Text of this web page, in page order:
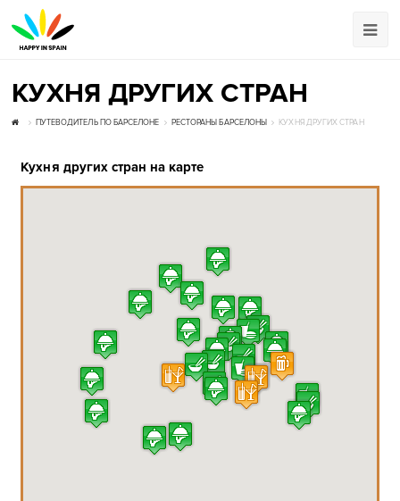
КУХНЯ ДРУГИХ СТРАН
ПУТЕВОДИТЕЛЬ ПО БАРСЕЛОНЕ РЕСТОРАНЫ БАРСЕЛОНЫ КУХНЯ ДРУГИХ СТРАН
Кухня других стран на карте